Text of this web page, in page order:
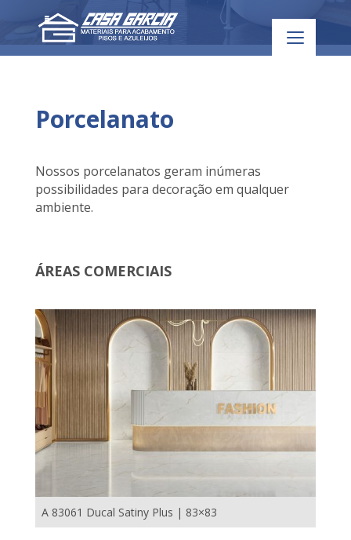
Porcelanato
Nossos porcelanatos geram inúmeras
possibilidades para decoração em qualquer
ambiente.
ÁREAS COMERCIAIS
A 83061 Ducal Satiny Plus | 83×83